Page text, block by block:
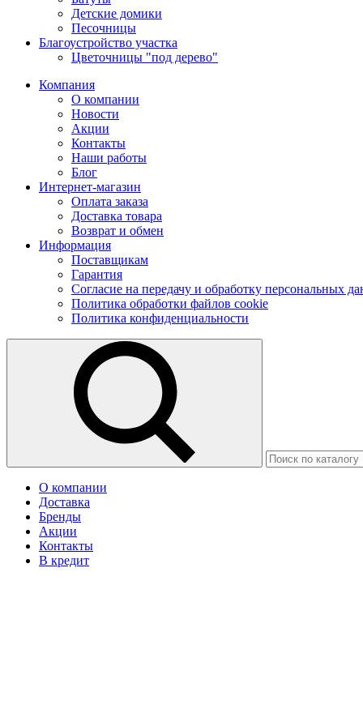
Детские домики
Песочницы
Благоустройство участка
Цветочницы "под дерево"
Компания
О компании
Новости
Акции
Контакты
Наши работы
Блог
Интернет-магазин
Оплата заказа
Доставка товара
Возврат и обмен
Информация
Поставщикам
Гарантия
Согласие на передачу и обработку персональных
Политика обработки файлов cookie
Политика конфиденциальности
О компании
Доставка
Бренды
Акции
Контакты
В кредит